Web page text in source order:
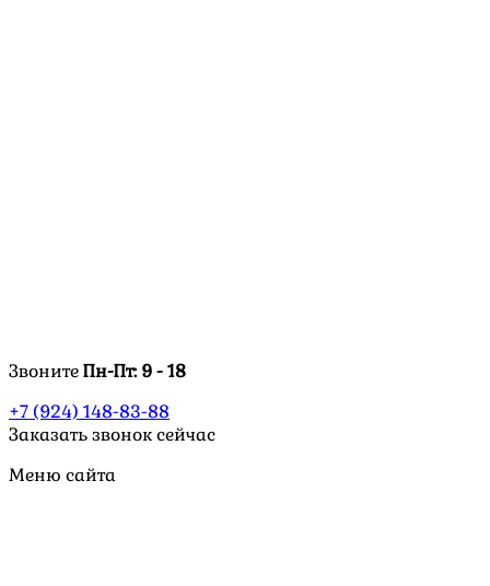
ЗвонитеПн-Пт: 9 - 18
+7 (924) 148-83-88
Заказать звонок сейчас
Меню сайта